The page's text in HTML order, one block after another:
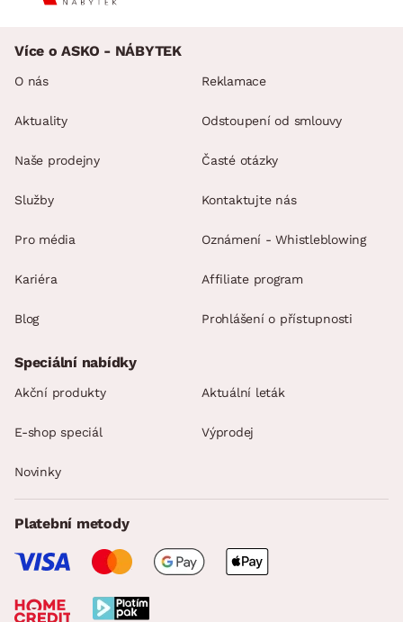
Více o ASKO - NÁBYTEK
O nás
Aktuality
Naše prodejny
Služby
Pro média
Kariéra
Blog
Reklamace
Odstoupení od smlouvy
Časté otázky
Kontaktujte nás
Oznámení - Whistleblowing
Affiliate program
Prohlášení o přístupnosti
Speciální nabídky
Akční produkty Aktuální leták
E-shop speciál Výprodej
Novinky
Platební metody